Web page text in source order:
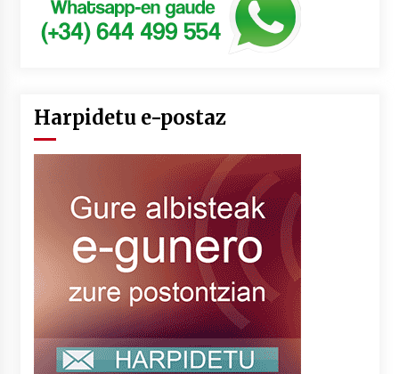
Harpidetu e-postaz